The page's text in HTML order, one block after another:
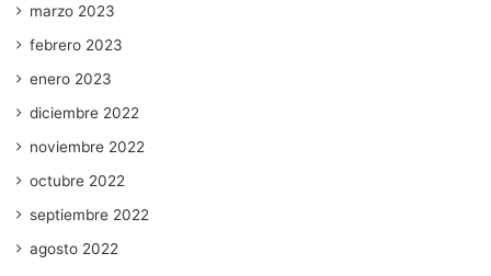
marzo 2023
febrero 2023
enero 2023
diciembre 2022
noviembre 2022
octubre 2022
septiembre 2022
agosto 2022